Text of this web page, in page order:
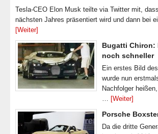
Tesla-CEO Elon Musk teilte via Twitter mit,
nächsten Jahres präsentiert wird und dann bei
[Weiter]
Bugatti Chiron:
noch schneller
Ein erstes Bild
wurde nun
Nachfolger
… [Weiter]
Porsche
Da die dritte